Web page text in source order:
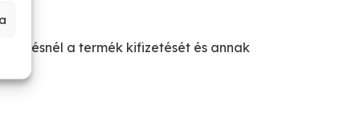
a termék kifizetését és annak